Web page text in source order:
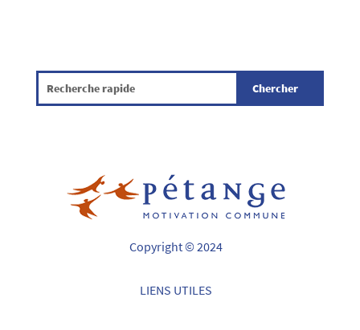
Copyright © 2024
LIENS UTILES